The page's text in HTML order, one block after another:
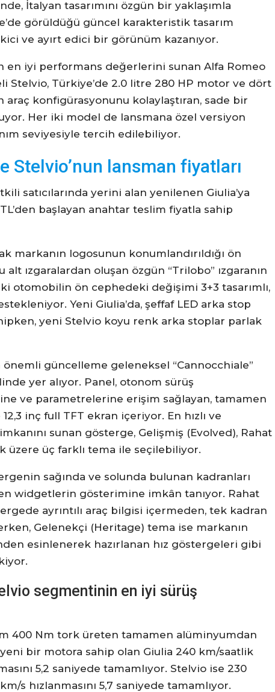
İtalyan tasarımını özgün bir yaklaşımla
görüldüğü güncel karakteristik tasarım
ve ayırt edici bir görünüm kazanıyor.
en iyi performans değerlerini sunan Alfa Romeo
Stelvio, Türkiye’de 2.0 litre 280 HP motor ve dört
konfigürasyonunu kolaylaştıran, sade bir
Her iki model de lansmana özel versiyon
seviyesiyle tercih edilebiliyor.
Stelvio’nun lansman fiyatları
satıcılarında yerini alan yenilenen Giulia’ya
başlayan anahtar teslim fiyatla sahip
markanın logosunun konumlandırıldığı ön
ızgaralardan oluşan özgün “Trilobo” ızgaranın
otomobilin ön cephedeki değişimi 3+3 tasarımlı,
Yeni Giulia’da, şeffaf LED arka stop
yeni Stelvio koyu renk arka stoplar parlak
güncelleme geleneksel “Cannocchiale”
yer alıyor. Panel, otonom sürüş
ve parametrelerine erişim sağlayan, tamamen
inç full TFT ekran içeriyor. En hızlı ve
sunan gösterge, Gelişmiş (Evolved), Rahat
üzere üç farklı tema ile seçilebiliyor.
sağında ve solunda bulunan kadranları
widgetlerin gösterimine imkân tanıyor. Rahat
ayrıntılı araç bilgisi içermeden, tek kadran
Gelenekçi (Heritage) tema ise markanın
esinlenerek hazırlanan hız göstergeleri gibi
segmentinin en iyi sürüş
400 Nm tork üreten tamamen alüminyumdan
bir motora sahip olan Giulia 240 km/saatlik
5,2 saniyede tamamlıyor. Stelvio ise 230
s hızlanmasını 5,7 saniyede tamamlıyor.